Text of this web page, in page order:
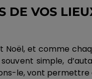
DE VOS
Noël, et comme
simple,
le, vont permettre